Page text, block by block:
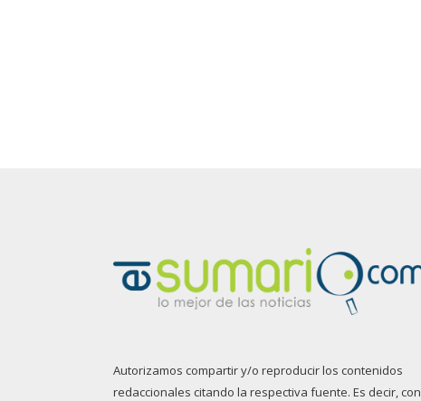
Autorizamos compartir y/o reproducir los contenidos
redaccionales citando la respectiva fuente. Es decir, con